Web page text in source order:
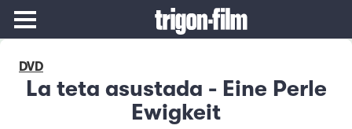
DVD
La teta asustada - Eine Perle
Ewigkeit